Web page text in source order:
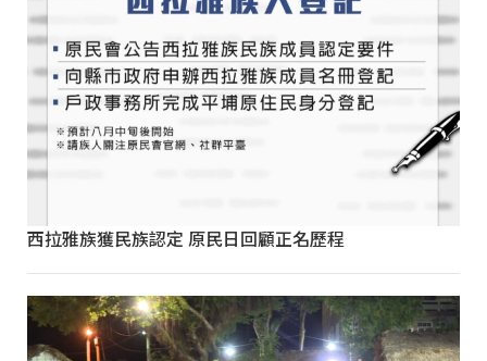
西拉雅族獲民族認定 原民日回顧正名歷程